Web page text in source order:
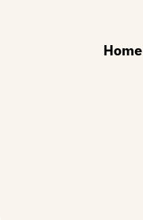
Home